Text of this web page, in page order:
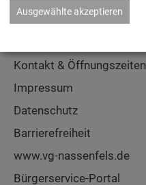
Service
Kontakt & Öffnungszeiten
Impressum
Datenschutz
Barrierefreiheit
www.vg-nassenfels.de
Bürgerservice-Portal
Ausgewählte akzeptieren